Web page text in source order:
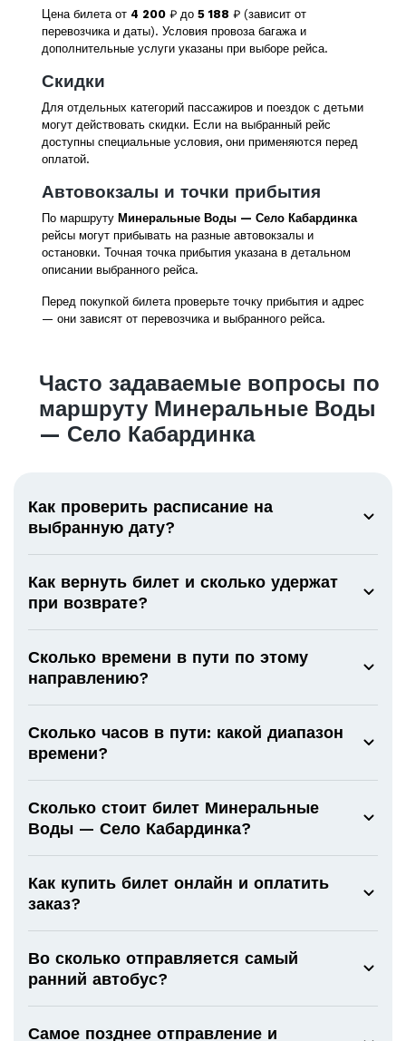
Цена билета от 4 200 ₽ до 5 188 ₽ (зависит от
перевозчика и даты). Условия провоза багажа и
дополнительные услуги указаны при выборе рейса.
Скидки
Для отдельных категорий пассажиров и поездок с детьми
могут действовать скидки. Если на выбранный рейс
доступны специальные условия, они применяются перед
оплатой.
Автовокзалы и точки прибытия
По маршруту Минеральные Воды — Село Кабардинка
рейсы могут прибывать на разные автовокзалы и
остановки. Точная точка прибытия указана в детальном
описании выбранного рейса.
Перед покупкой билета проверьте точку прибытия и адрес
— они зависят от перевозчика и выбранного рейса.
Часто задаваемые вопросы по
маршруту Минеральные Воды
— Село Кабардинка
Как проверить расписание на
выбранную дату?
Как вернуть билет и сколько удержат
при возврате?
Сколько времени в пути по этому
направлению?
Сколько часов в пути: какой диапазон
времени?
Сколько стоит билет Минеральные
Воды — Село Кабардинка?
Как купить билет онлайн и оплатить
заказ?
Во сколько отправляется самый
ранний автобус?
Самое позднее отправление и